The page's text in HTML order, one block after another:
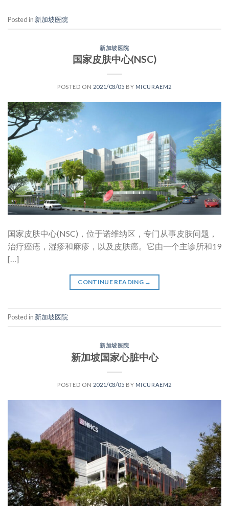
Posted in 新加坡医院
新加坡医院
国家皮肤中心(NSC)
POSTED ON 2021/03/05 BY MICURAEM2
国家皮肤中心(NSC)，位于诺维纳区，专门从事皮肤问题，
治疗痤疮，湿疹和麻疹，以及皮肤癌。它由一个主诊所和19
[…]
CONTINUE READING →
Posted in 新加坡医院
新加坡医院
新加坡国家心脏中心
POSTED ON 2021/03/05 BY MICURAEM2